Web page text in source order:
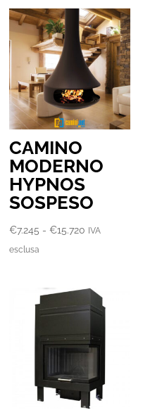
CAMINO
MODERNO
HYPNOS
SOSPESO
€7.245 - €15.720 Fascia
€15.720
IVA
esclusa